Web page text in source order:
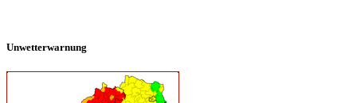
Unwetterwarnung